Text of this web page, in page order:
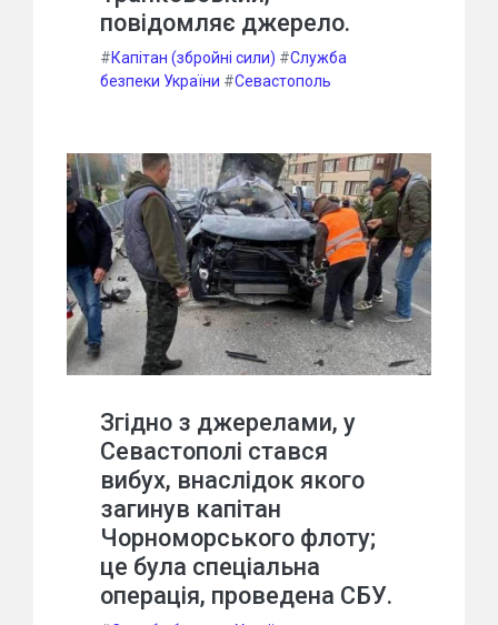
повідомляє джерело.
#Капітан (збройні сили) #Служба
безпеки України #Севастополь
Згідно з джерелами, у
Севастополі стався
вибух, внаслідок якого
загинув капітан
Чорноморського флоту;
це була спеціальна
операція, проведена СБУ.